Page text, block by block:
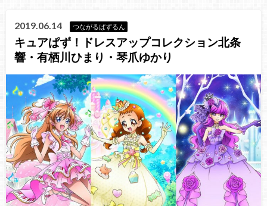
2019.06.14 つながるぱずるん
キュアぱず！ドレスアップコレクション北条
響・有栖川ひまり・琴爪ゆかり